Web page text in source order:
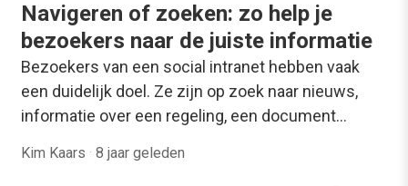
Navigeren of zoeken: zo help je
bezoekers naar de juiste informatie
Bezoekers van een social intranet hebben vaak
een duidelijk doel. Ze zijn op zoek naar nieuws,
informatie over een regeling, een document…
Kim Kaars · 8 jaar geleden